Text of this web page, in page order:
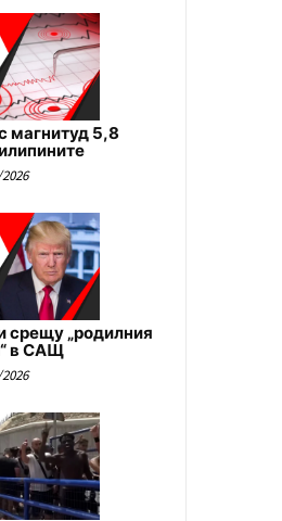
магнитуд 5,8
срещу „родилния
в САЩ